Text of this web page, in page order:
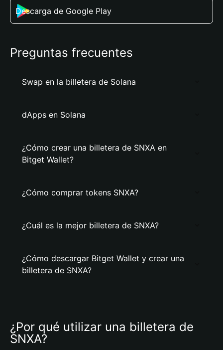
Descarga de Google Play
Preguntas frecuentes
Swap en la billetera de Solana
dApps en Solana
¿Cómo crear una billetera de SNXA en
Bitget Wallet?
¿Cómo comprar tokens SNXA?
¿Cuál es la mejor billetera de SNXA?
¿Cómo descargar Bitget Wallet y crear una
billetera de SNXA?
¿Por qué utilizar una billetera de
SNXA?